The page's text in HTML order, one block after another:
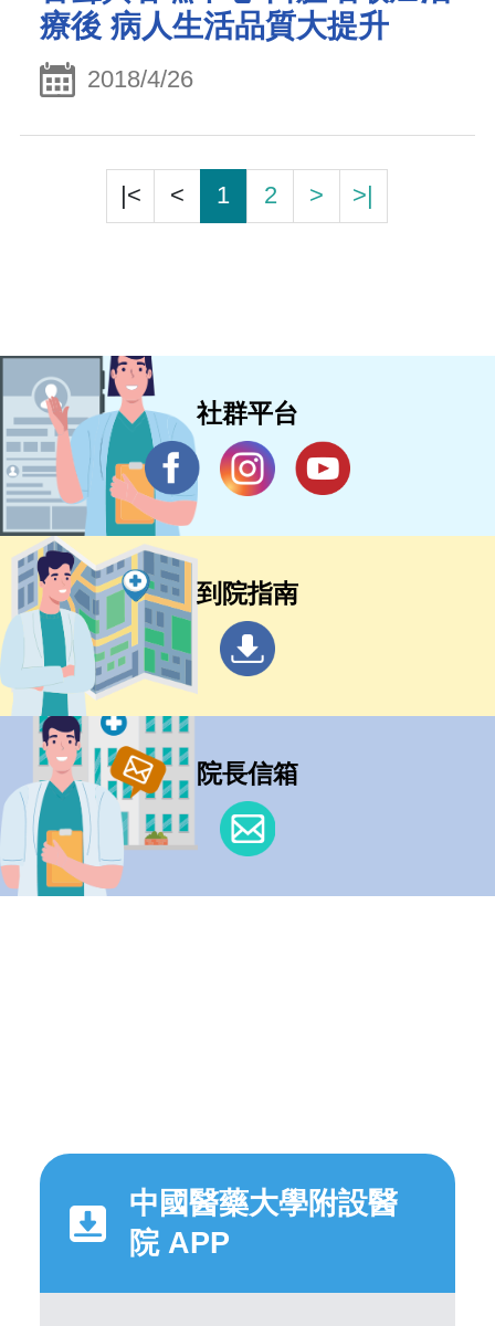
療後 病人生活品質大提升
2018/4/26
|< < 1 2 > >|
社群平台
到院指南
院長信箱
中國醫藥大學附設醫
院 APP